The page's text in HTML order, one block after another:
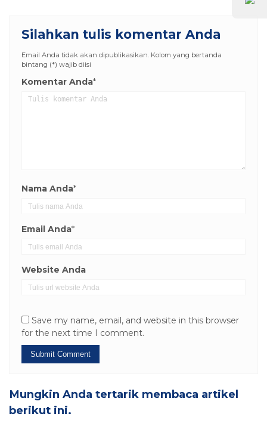
Silahkan tulis komentar Anda
Email Anda tidak akan dipublikasikan. Kolom yang bertanda
bintang (*) wajib diisi
Komentar Anda*
Nama Anda*
Email Anda*
Website Anda
Save my name, email, and website in this browser
for the next time I comment.
Mungkin Anda tertarik membaca artikel
berikut ini.